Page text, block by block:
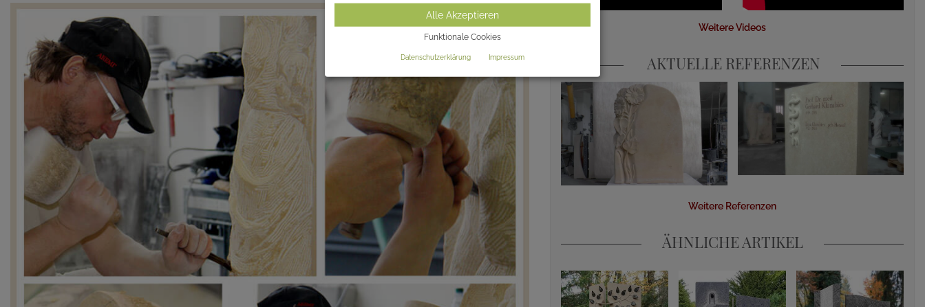
Weitere Videos
AKTUELLE REFERENZEN
Weitere Referenzen
ÄHNLICHE ARTIKEL
Alle Akzeptieren
Funktionale Cookies
Datenschutzerklärung Impressum